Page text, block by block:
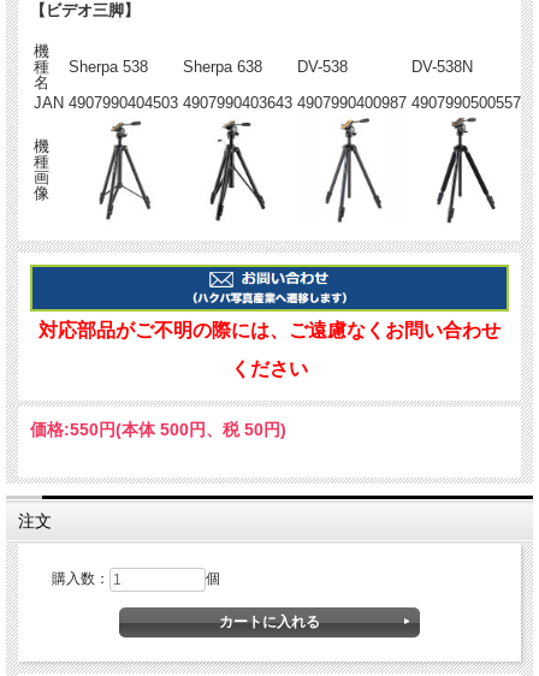
【ビデオ三脚】
機
種
名
Sherpa 538 Sherpa 638 DV-538
DV-538N
JAN 4907990404503 4907990403643 4907990400987 4907990500557
機
種
画
像
対応部品がご不明の際には、ご遠慮なくお問い合わせ
ください
価格:550円(本体 500円、税 50円)
注文
購入数： 個